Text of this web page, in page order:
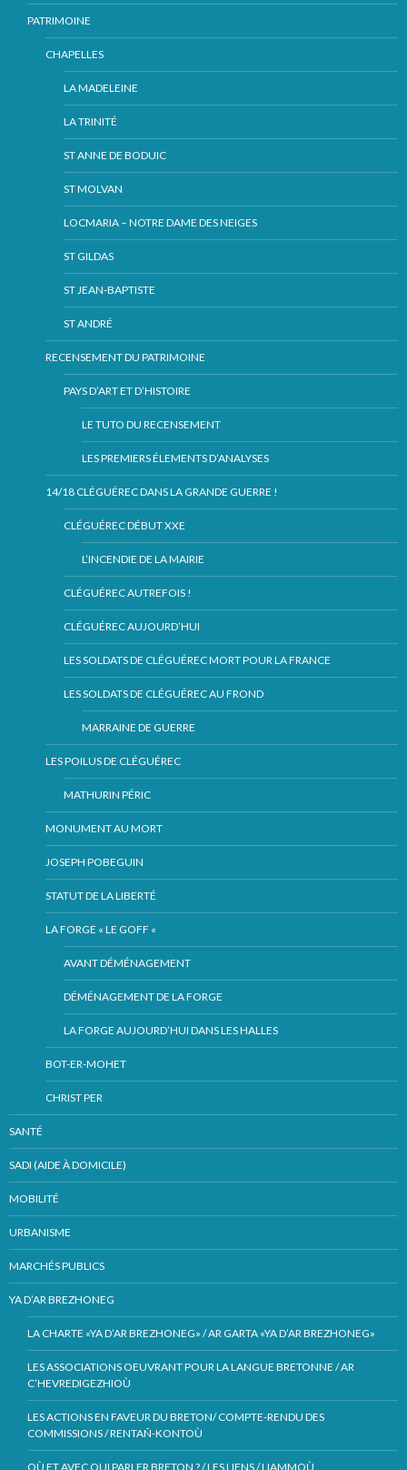
PATRIMOINE
CHAPELLES
LA MADELEINE
LA TRINITÉ
ST ANNE DE BODUIC
ST MOLVAN
LOCMARIA – NOTRE DAME DES NEIGES
ST GILDAS
ST JEAN-BAPTISTE
ST ANDRÉ
RECENSEMENT DU PATRIMOINE
PAYS D’ART ET D’HISTOIRE
LE TUTO DU RECENSEMENT
LES PREMIERS ÉLEMENTS D’ANALYSES
14/18 CLÉGUÉREC DANS LA GRANDE GUERRE !
CLÉGUÉREC DÉBUT XXE
L’INCENDIE DE LA MAIRIE
CLÉGUÉREC AUTREFOIS !
CLÉGUÉREC AUJOURD’HUI
LES SOLDATS DE CLÉGUÉREC MORT POUR LA FRANCE
LES SOLDATS DE CLÉGUÉREC AU FROND
MARRAINE DE GUERRE
LES POILUS DE CLÉGUÉREC
MATHURIN PÉRIC
MONUMENT AU MORT
JOSEPH POBEGUIN
STATUT DE LA LIBERTÉ
LA FORGE « LE GOFF «
AVANT DÉMÉNAGEMENT
DÉMÉNAGEMENT DE LA FORGE
LA FORGE AUJOURD’HUI DANS LES HALLES
BOT-ER-MOHET
CHRIST PER
SANTÉ
SADI (AIDE À DOMICILE)
MOBILITÉ
URBANISME
MARCHÉS PUBLICS
YA D’AR BREZHONEG
LA CHARTE «YA D’AR BREZHONEG» / AR GARTA «YA D’AR BREZHONEG»
LES ASSOCIATIONS OEUVRANT POUR LA LANGUE BRETONNE / AR
C’HEVREDIGEZHIOÙ
LES ACTIONS EN FAVEUR DU BRETON/ COMPTE-RENDU DES
COMMISSIONS / RENTAÑ-KONTOÙ
OÙ ET AVEC QUI PARLER BRETON ? / LES LIENS / LIAMMOÙ